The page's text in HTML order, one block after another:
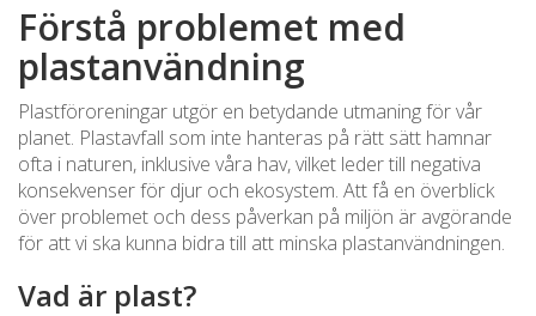
Förstå problemet med
plastanvändning
Plastföroreningar utgör en betydande utmaning för vår
planet. Plastavfall som inte hanteras på rätt sätt hamnar
ofta i naturen, inklusive våra hav, vilket leder till negativa
konsekvenser för djur och ekosystem. Att få en överblick
över problemet och dess påverkan på miljön är avgörande
för att vi ska kunna bidra till att minska plastanvändningen.
Vad är plast?